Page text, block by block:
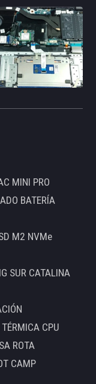
MINI PRO
BATERÍA
M2 NVMe
SUR CATALINA
CPU
ROTA
CAMP